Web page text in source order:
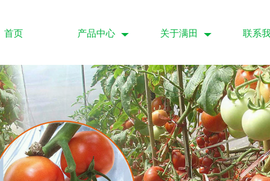
首页 产品中心 关于满田 联系